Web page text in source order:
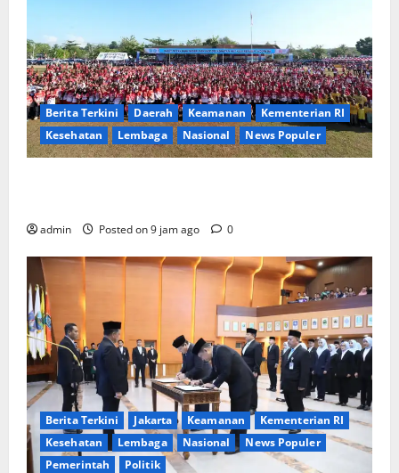
Berita Terkini Daerah Keamanan
Kementerian RI
Kesehatan
Lembaga Nasional News Populer
admin Posted on 9 jam ago 0
Berita Terkini Jakarta Keamanan
Kementerian RI
Kesehatan
Lembaga Nasional
News Populer
Pemerintah
Politik